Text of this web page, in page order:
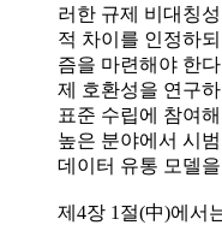
러한 규제 비대칭
적 차이를 인정하
즘을 마련해야 한
제 호환성을 연구
표준 수립에 참여
높은 분야에서 시
데이터 유통 모델
제4장 1절(中)에서